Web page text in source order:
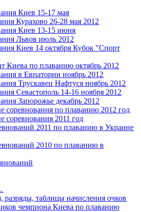
Киев 15-17 мая
Курахово 26-28 мая 2012
Киев 13-15 июня
Львов июль 2012
Киев 14 октября Кубок "Спорт
Киева по плаванию октябрь 2012
в Евпатории ноябрь 2012
Трускавец Нафтуся ноябрь 2012
Севастополь 14-16 ноября 2012
Запорожье декабрь 2012
соревнования по плаванию 2012 год
соревнования 2011 год
2011 по плаванию в Украине
2010 по плаванию в
разряды, таблицы начисления очков
чемпиона Киева по плаванию